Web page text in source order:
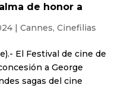
de honor a
| Cannes, Cinefilias
El Festival de cine de
a George
sagas del cine